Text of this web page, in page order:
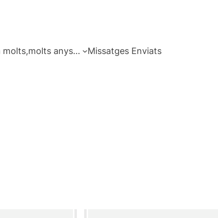
molts,molts anys… Missatges Enviats